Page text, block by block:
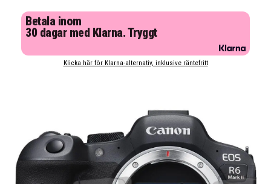
Betala inom
30 dagar med Klarna. Tryggt
Klicka här för Klarna-alternativ, inklusive räntefritt